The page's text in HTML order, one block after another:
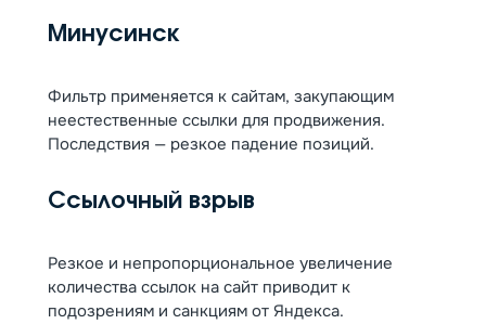
Минусинск
Фильтр применяется к сайтам, закупающим
неестественные ссылки для продвижения.
Последствия — резкое падение позиций.
Ссылочный взрыв
Резкое и непропорциональное увеличение
количества ссылок на сайт приводит к
подозрениям и санкциям от Яндекса.